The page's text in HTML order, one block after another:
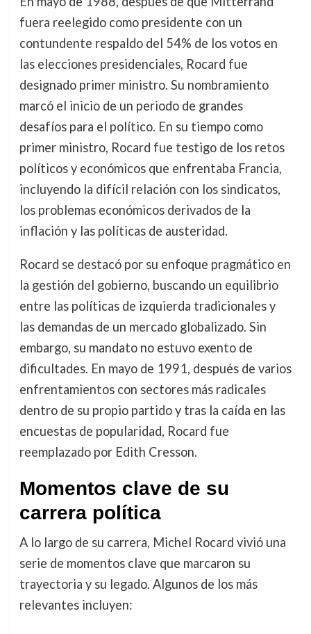
fuera reelegido como presidente con un
contundente respaldo del 54% de los votos en
las elecciones presidenciales, Rocard fue
designado primer ministro. Su nombramiento
marcó el inicio de un periodo de grandes
desafíos para el político. En su tiempo como
primer ministro, Rocard fue testigo de los retos
políticos y económicos que enfrentaba Francia,
incluyendo la difícil relación con los sindicatos,
los problemas económicos derivados de la
inflación y las políticas de austeridad.
Rocard se destacó por su enfoque pragmático en
la gestión del gobierno, buscando un equilibrio
entre las políticas de izquierda tradicionales y
las demandas de un mercado globalizado. Sin
embargo, su mandato no estuvo exento de
dificultades. En mayo de 1991, después de varios
enfrentamientos con sectores más radicales
dentro de su propio partido y tras la caída en las
encuestas de popularidad, Rocard fue
reemplazado por Edith Cresson.
Momentos clave de su
carrera política
A lo largo de su carrera, Michel Rocard vivió una
serie de momentos clave que marcaron su
trayectoria y su legado. Algunos de los más
relevantes incluyen: